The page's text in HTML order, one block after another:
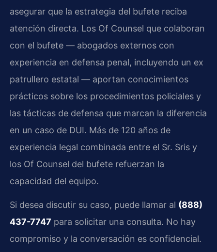
asegurar que la estrategia del bufete reciba
atención directa. Los Of Counsel que colaboran
con el bufete — abogados externos con
experiencia en defensa penal, incluyendo un ex
patrullero estatal — aportan conocimientos
prácticos sobre los procedimientos policiales y
las tácticas de defensa que marcan la diferencia
en un caso de DUI. Más de 120 años de
experiencia legal combinada entre el Sr. Sris y
los Of Counsel del bufete refuerzan la
capacidad del equipo.
Si desea discutir su caso, puede llamar al (888)
437-7747 para solicitar una consulta. No hay
compromiso y la conversación es confidencial.